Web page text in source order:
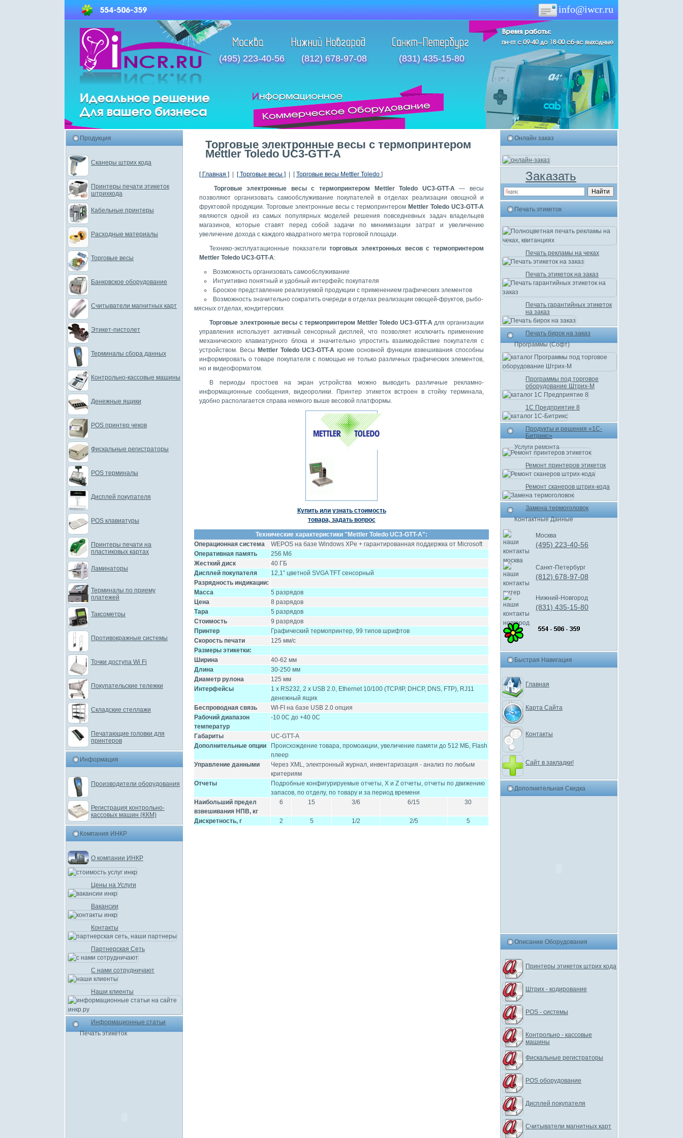
info@iwcr.ru
(495) 223-40-56 (812) 678-97-08 (831) 435-15-80
Торговые электронные весы с термопринтером
Mettler Toledo UC3-GTT-A
[ Главная ] [ Торговые весы ] | [Торговые весы Mettler Toledo ]
Торговые электронные весы с термопринтером Mettler Toledo UC3-GTT-A— весы
позволяют организовать самообслуживание покупателей в отделах реализации овощной и
фруктовой продукции. Торговые электронные весы с термопринтером Mettler Toledo UC3-GTT-A
являются одной из самых популярных моделей решения повседневных задач владельцев
магазинов, которые ставят перед собой задачи по минимизации затрат и увеличению
увеличение дохода с каждого квадратного метра торговой площади.
Технико-эксплуатационные показателиторговых электронных весов с термопринтером
Mettler Toledo UC3-GTT-A:
Возможность организовать самообслуживание
Интуитивно понятный и удобный интерфейс покупателя
Броское представление реализуемой продукции с применением графических элементов
Возможность значительно сократить очереди в отделах реализации овощей-фруктов, рыбо-
мясных отделах, кондитерских
Торговые электронные весы с термопринтером Mettler Toledo UC3-GTT-Aдля организации
управления использует активный сенсорный дисплей, что позволяет исключить применение
механического клавиатурного блока и значительно упростить взаимодействие покупателя с
устройством. Весы Mettler Toledo UC3-GTT-A кроме основной функции взвешивания способны
информировать о товаре покупателя с помощью не только различных графических элементов,
но и видеоформатом.
В периоды простоев на экран устройства можно выводить различные рекламно-
информационные сообщения, видеоролики. Принтер этикеток встроен в стойку терминала,
удобно располагается справа немного выше весовой платформы.
Купить или узнать стоимость
товара, задать вопрос
Технические характеристики " Mettler Toledo UC3-GTT-A":
Операционная система
WEPOS на базе Windows XPe + гарантированная поддержка от Microsoft
Оперативная память
256 Мб
Жесткий диск
40 ГБ
Дисплей покупателя
12,1” цветной SVGA TFT сенсорный
Разрядность индикации:
Масса
5 разрядов
Цена
8 разрядов
Тара
5 разрядов
Стоимость
9 разрядов
Принтер
Графический термопринтер, 99 типов шрифтов
Скорость печати
125 мм/с
Размеры этикетки:
Ширина
40-62 мм
Длина
30-250 мм
Диаметр рулона
125 мм
Интерфейсы
1 x RS232, 2 x USB 2.0, Ethernet 10/100 (TCP/IP, DHCP, DNS, FTP), RJ11
денежный ящик
Беспроводная связь
WI-FI на базе USB 2.0 опция
Рабочий диапазон
температур
-10 0С до +40 0С
Габариты
UC-GTT-A
Дополнительные опции
Происхождение товара, промоакции, увеличение памяти до 512 МБ, Flash
плеер
Управление данными
Через XML, электронный журнал, инвентаризация - анализ по любым
критериям
Отчеты
Подробные конфигурируемые отчеты, X и Z отчеты, отчеты по движению
запасов, по отделу, по товару и за период времени
Наибольший предел
взвешивания НПВ, кг
6 15 3/6 6/15 30
Дискретность, г 2 5 1/2 2/5 5
Продукция
Сканеры штрих кода
Принтеры печати этикеток
штрихкода
Кабельные принтеры
Расходные материалы
Торговые весы
Банковское оборудование
Считыватели магнитных карт
Этикет-пистолет
Терминалы сбора данных
Контрольно-кассовые машины
Денежные ящики
POS принтер чеков
Фискальные регистраторы
POS терминалы
Дисплей покупателя
POS клавиатуры
Принтеры печати на
пластиковых картах
Ламинаторы
Терминалы по приему
платежей
Таксометры
Противокражные системы
Точки доступа Wi Fi
Покупательские тележки
Складские стеллажи
Печатающие головки для
принтеров
Информация
Производители оборудования
Регистрация контрольно-
кассовых машин (ККМ)
Компания ИНКР
О компании ИНКР
Цены на Услуги
Вакансии
Контакты
Партнерская Сеть
С нами сотрудничают
Наши клиенты
Информационные статьи
Печать этикеток
Онлайн заказ
Заказать
Печать этикеток
Печать рекламы на чеках
Печать этикеток на заказ
Печать гарантийных этикеток
на заказ
Печать бирок на заказ
Программы (Софт)
Программы под торговое
оборудование Штрих-М
1С Предприятие 8
Продукты и решения «1С-
Битрикс»
Услуги ремонта
Ремонт принтеров этикеток
Ремонт сканеров штрих-кода
Замена термоголовок
Контактные Данные
Москва
(495) 223-40-56
Санкт-Петербург
(812) 678-97-08
Нижний-Новгород
(831) 435-15-80
Быстрая Навигация
Главная
Карта Сайта
Контакты
Сайт в закладки!
Дополнительная Скидка
Описание Оборудования
Принтеры этикеток штрих кода
Штрих - кодирование
POS - системы
Контрольно - кассовые
машины
Фискальные регистраторы
POS оборудование
Дисплей покупателя
Считыватели магнитных карт